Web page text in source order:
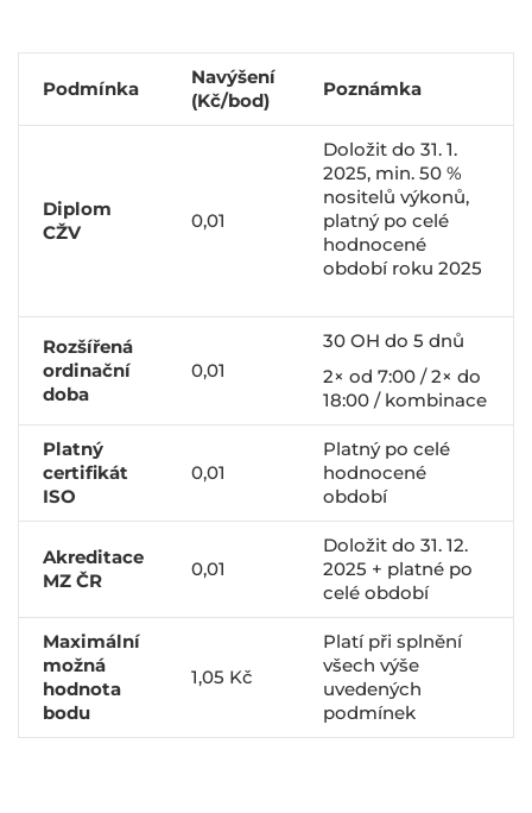
Podmínka
Navýšení
(Kč/bod)
Poznámka
Diplom
CŽV
0,01
Doložit do 31. 1.
2025, min. 50 %
nositelů výkonů,
platný po celé
hodnocené
období roku 2025
Rozšířená
ordinační
doba
0,01
30 OH do 5 dnů
2× od 7:00 / 2× do
18:00 / kombinace
Platný
certifikát
ISO
0,01
Platný po celé
hodnocené
období
Akreditace
MZ ČR
0,01
Doložit do 31. 12.
2025 + platné po
celé období
Maximální
možná
hodnota
bodu
1,05 Kč
Platí při splnění
všech výše
uvedených
podmínek